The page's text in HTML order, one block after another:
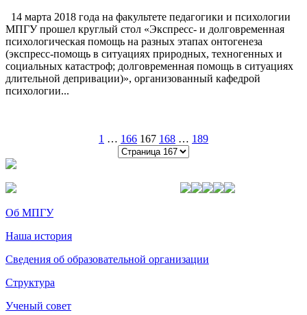
14 марта 2018 года на факультете педагогики и психологии
МПГУ прошел круглый стол «Экспресс- и долговременная
психологическая помощь на разных этапах онтогенеза
(экспресс-помощь в ситуациях природных, техногенных и
социальных катастроф; долговременная помощь в ситуациях
длительной депривации)», организованный кафедрой
психологии...
1 … 166 167 168 … 189
Об МПГУ
Наша история
Сведения об образовательной организации
Структура
Ученый совет